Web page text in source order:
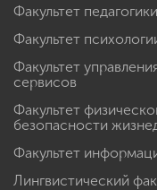
Факультет педагогики
Факультет
Факультет
сервисов
Факультет
безопасности
Факультет
Лингвистический